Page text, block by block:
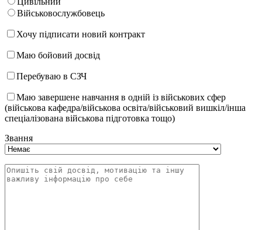
Військовослужбовець
Хочу підписати новий контракт
Маю бойовий досвід
Перебуваю в СЗЧ
Маю завершене навчання в одній із військових сфер
(військова кафедра/військова освіта/військовий вишкіл/інша
спеціалізована військова підготовка тощо)
Звання